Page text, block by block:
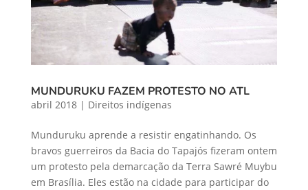
MUNDURUKU FAZEM PROTESTO NO ATL
abril 2018| Direitos indígenas
Munduruku aprende a resistir engatinhando. Os
bravos guerreiros da Bacia do Tapajós fizeram ontem
um protesto pela demarcação da Terra Sawré Muybu
em Brasília. Eles estão na cidade para participar do